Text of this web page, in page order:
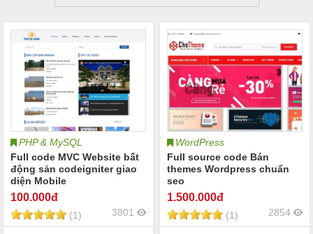
PHP & MySQL
Full code MVC Website bất
động sản codeigniter giao
diện Mobile
100.000đ
(1) 3801
WordPress
Full source code Bán
themes Wordpress chuẩn
seo
1.500.000đ
(1) 2854